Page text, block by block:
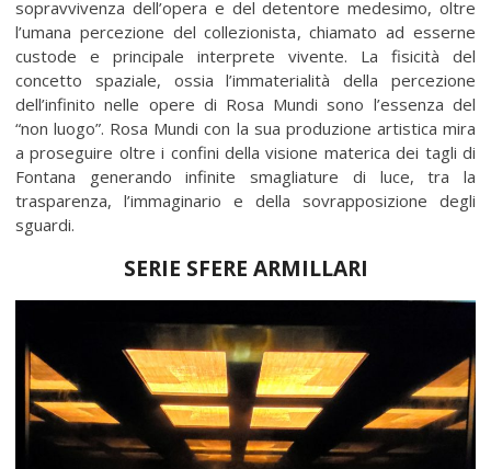
sopravvivenza dell’opera e del detentore medesimo, oltre
l’umana percezione del collezionista, chiamato ad esserne
custode e principale interprete vivente. La fisicità del
concetto spaziale, ossia l’immaterialità della percezione
dell’infinito nelle opere di Rosa Mundi sono l’essenza del
“non luogo”. Rosa Mundi con la sua produzione artistica mira
a proseguire oltre i confini della visione materica dei tagli di
Fontana generando infinite smagliature di luce, tra la
trasparenza, l’immaginario e della sovrapposizione degli
sguardi.
SERIE SFERE ARMILLARI